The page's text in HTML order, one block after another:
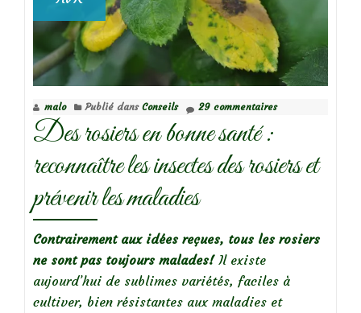
malo Publié dans Conseils 29 commentaires
Des rosiers en bonne santé :
reconnaître les insectes des rosiers et
prévenir les maladies
Contrairement aux idées reçues, tous les rosiers
ne sont pas toujours malades!Il existe
aujourd’hui de sublimes variétés, faciles à
cultiver, bien résistantes aux maladies et